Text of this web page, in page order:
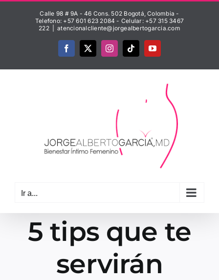
Calle 98 # 9A - 46 Cons. 502 Bogotá, Colombia -
Telefono: +57 601 623 2084 - Celular: +57 315 3467
222
atencionalcliente@jorgealbertogarcia.com
Facebook
X InstagramTiktokYouTube
Ir a...
5 tips que te
servirán